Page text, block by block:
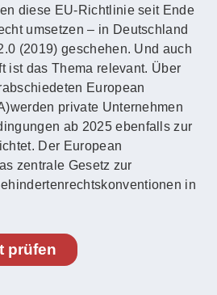
diese EU-Richtlinie seit Ende
umsetzen – in Deutschland
(2019) geschehen. Und auch
ist das Thema relevant. Über
European
private Unternehmen
ab 2025 ebenfalls zur
Der European
zentrale Gesetz zur
in
prüfen